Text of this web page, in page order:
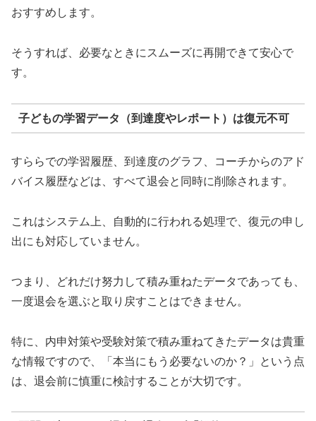
おすすめします。
そうすれば、必要なときにスムーズに再開できて安心で
す。
子どもの学習データ（到達度やレポート）は復元不可
すららでの学習履歴、到達度のグラフ、コーチからのアド
バイス履歴などは、すべて退会と同時に削除されます。
これはシステム上、自動的に行われる処理で、復元の申し
出にも対応していません。
つまり、どれだけ努力して積み重ねたデータであっても、
一度退会を選ぶと取り戻すことはできません。
特に、内申対策や受験対策で積み重ねてきたデータは貴重
な情報ですので、「本当にもう必要ないのか？」という点
は、退会前に慎重に検討することが大切です。